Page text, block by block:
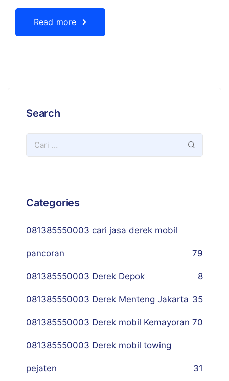
Read more
Search
Categories
081385550003 cari jasa derek mobil
pancoran 79
081385550003 Derek Depok 8
081385550003 Derek Menteng Jakarta 35
081385550003 Derek mobil Kemayoran 70
081385550003 Derek mobil towing
pejaten 31